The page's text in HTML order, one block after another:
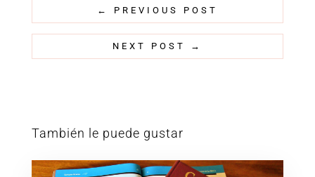
← PREVIOUS POST
NEXT POST →
También le puede gustar